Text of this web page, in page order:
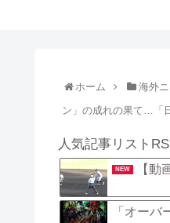
ホーム 海外
ン」の成れの果て…「
人気記事リスト
NEW 【動
「オー